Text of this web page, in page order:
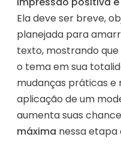
Ela deve ser breve,
planejada para
texto, mostrando
o tema em sua
mudanças práticas e
aplicação de um
aumenta suas
máxima nessa etapa